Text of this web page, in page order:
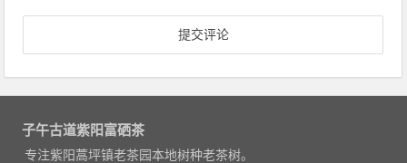
子午古道紫阳富硒茶
专注紫阳蒿坪镇老茶园本地树种老茶树。